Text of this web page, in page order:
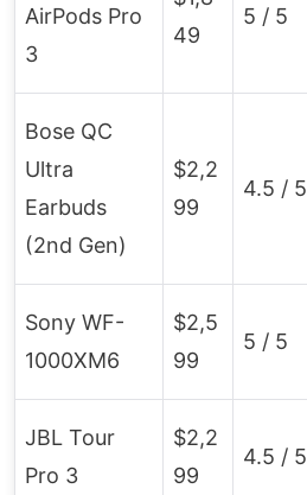
AirPods Pro
3
49
5 / 5
Bose QC
Ultra
Earbuds
(2nd Gen)
$2,2
99
4.5 / 5
Sony WF-
1000XM6
$2,5
99
5 / 5
JBL Tour
Pro 3
$2,2
99
4.5 / 5